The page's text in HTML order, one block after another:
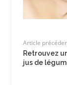
Article
Retrouvez
jus de